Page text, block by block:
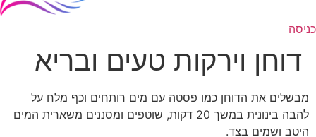
כניסה
דוחן וירקות טעים ובריא
מבשלים את הדוחן כמו פסטה עם מים רותחים וכף מלח על
להבה בינונית במשך 20 דקות, שוטפים ומסננים משארית המים
היטב ושמים בצד.